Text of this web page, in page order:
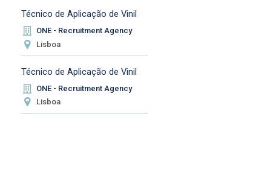
Técnico de Aplicação de Vinil
ONE - Recruitment Agency
Lisboa
Técnico de Aplicação de Vinil
ONE - Recruitment Agency
Lisboa